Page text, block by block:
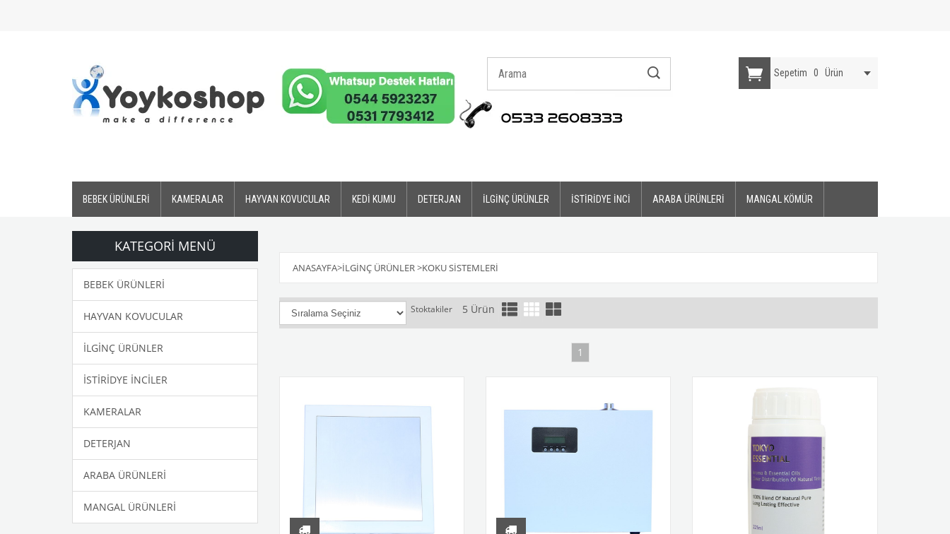
Sepetim 0 Ürün
BEBEK ÜRÜNLERİ KAMERALAR HAYVAN KOVUCULAR KEDİ KUMU DETERJAN İLGİNÇ ÜRÜNLER İSTİRİDYE İNCİ ARABA ÜRÜNLERİ MANGAL KÖMÜR
KATEGORI MENÜ
BEBEK ÜRÜNLERİ
HAYVAN KOVUCULAR
İLGİNÇ ÜRÜNLER
İSTİRİDYE İNCİLER
KAMERALAR
DETERJAN
ARABA ÜRÜNLERİ
MANGAL ÜRÜNLERİ
ANASAYFA>İLGİNÇ ÜRÜNLER>KOKU SİSTEMLERİ
Stoktakiler 5 Ürün
1